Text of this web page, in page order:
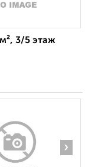
3/5 этаж
›